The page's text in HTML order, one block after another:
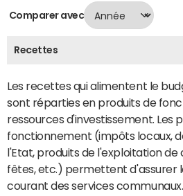
Comparer avec
Recettes
Les recettes qui alimentent le
sont réparties en produits de
ressources d'investissement. Les
fonctionnement (impôts locaux,
l'Etat, produits de l'exploitation de
fêtes, etc.) permettent d'assurer
courant des services